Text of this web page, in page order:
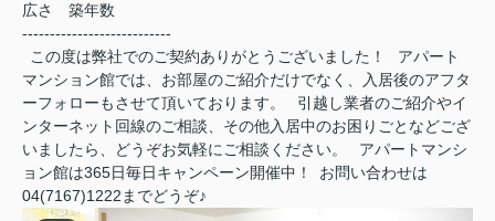
広さ 築年数
---------------------------
この度は弊社でのご契約ありがとうございました！ アパート
マンション館では、お部屋のご紹介だけでなく、入居後のアフタ
ーフォローもさせて頂いております。 引越し業者のご紹介やイ
ンターネット回線のご相談、その他入居中のお困りごとなどござ
いましたら、どうぞお気軽にご相談ください。 アパートマンシ
ョン館は365日毎日キャンペーン開催中！ お問い合わせは
04(7167)1222までどうぞ♪